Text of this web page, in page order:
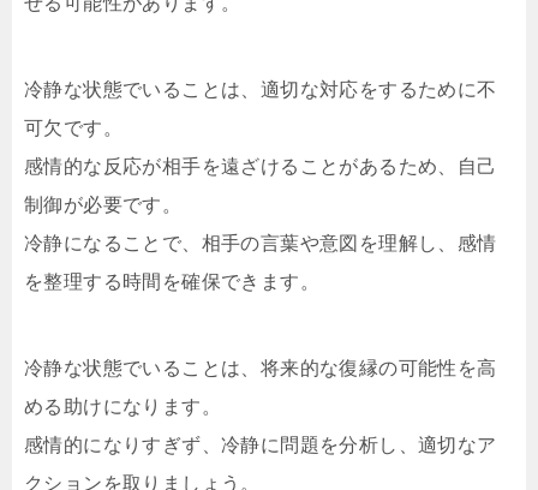
冷静な状態でいることは、適切な対応をするために不
可欠です。
感情的な反応が相手を遠ざけることがあるため、自己
制御が必要です。
冷静になることで、相手の言葉や意図を理解し、感情
を整理する時間を確保できます。
冷静な状態でいることは、将来的な復縁の可能性を高
める助けになります。
感情的になりすぎず、冷静に問題を分析し、適切なア
クションを取りましょう。